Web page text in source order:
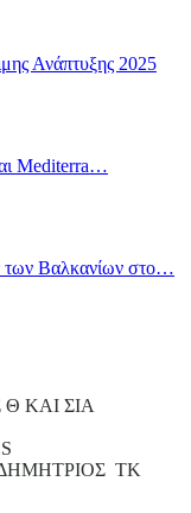
Ανάπτυξης 2025
Mediterra…
Βαλκανίων στο…
ΚΑΙ ΣΙΑ
ΤΚ